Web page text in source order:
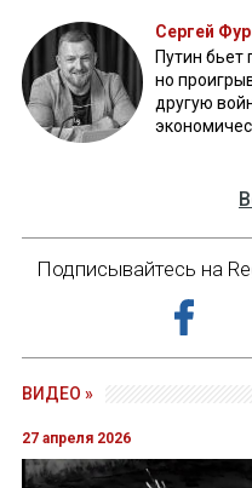
Сергей
Путин бьет
но
другую
Подписывайтесь на
ВИДЕО »
27 апреля 2026